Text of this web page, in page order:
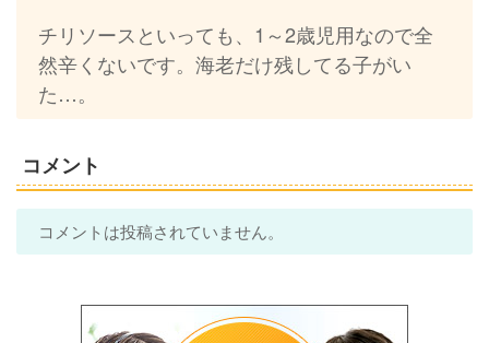
チリソースといっても、1～2歳児用なので全
然辛くないです。海老だけ残してる子がい
た…。
コメント
コメントは投稿されていません。